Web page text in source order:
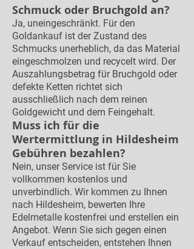
Schmuck oder Bruchgold an?
Ja, uneingeschränkt. Für den
Goldankauf ist der Zustand des
Schmucks unerheblich, da das Material
eingeschmolzen und recycelt wird. Der
Auszahlungsbetrag für Bruchgold oder
defekte Ketten richtet sich
ausschließlich nach dem reinen
Goldgewicht und dem Feingehalt.
Muss ich für die
Wertermittlung in Hildesheim
Gebühren bezahlen?
Nein, unser Service ist für Sie
vollkommen kostenlos und
unverbindlich. Wir kommen zu Ihnen
nach Hildesheim, bewerten Ihre
Edelmetalle kostenfrei und erstellen ein
Angebot. Wenn Sie sich gegen einen
Verkauf entscheiden, entstehen Ihnen